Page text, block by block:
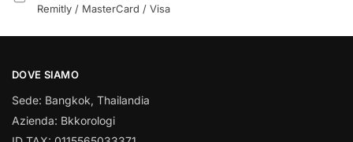
Remitly / MasterCard / Visa
DOVE SIAMO
Sede: Bangkok, Thailandia
Azienda: Bkkorologi